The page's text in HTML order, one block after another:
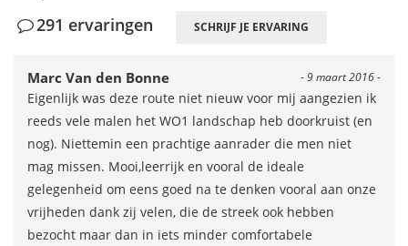
291 ervaringen SCHRIJF JE ERVARING
- 9 maart 2016 -
Marc Van den Bonne
Eigenlijk was deze route niet nieuw voor mij aangezien ik
reeds vele malen het WO1 landschap heb doorkruist (en
nog). Niettemin een prachtige aanrader die men niet
mag missen. Mooi,leerrijk en vooral de ideale
gelegenheid om eens goed na te denken vooral aan onze
vrijheden dank zij velen, die de streek ook hebben
bezocht maar dan in iets minder comfortabele